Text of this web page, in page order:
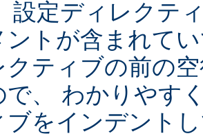
設定ディレクテ
ントが含まれて
クティブの前の
で、 わかりやす
ブをインデント